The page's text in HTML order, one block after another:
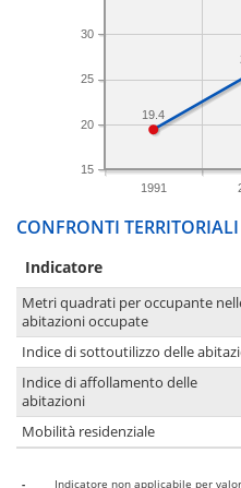
1991
15
20
25
30
19.4
CONFRONTI
Indicatore
Metri quadrati per occupante
abitazioni occupate
Indice di sottoutilizzo delle
Indice di affollamento delle
abitazioni
Mobilità residenziale
- Indicatore non applicabile per